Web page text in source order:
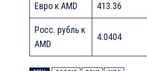
Eвро к AMD 413.36
Росс. рубль к
AMD
4.0404